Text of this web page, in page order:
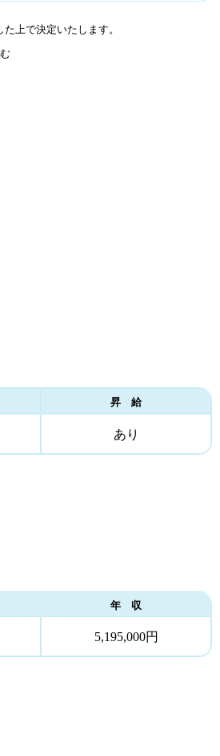
上で決定いたします。
昇 給
あり
年 収
5,195,000円